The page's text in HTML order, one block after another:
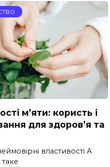
м’яти: користь і
для здоров’я та
властивості А